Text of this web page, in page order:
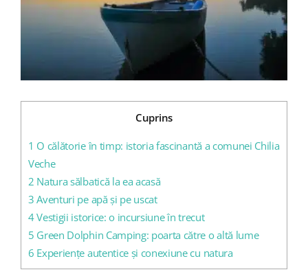
Contact
Cuprins
1 O călătorie în timp: istoria fascinantă a comunei Chilia
Veche
2 Natura sălbatică la ea acasă
3 Aventuri pe apă și pe uscat
4Vestigii istorice: o incursiune în trecut
5 Green Dolphin Camping: poarta către o altă lume
6 Experiențe autentice și conexiune cu natura